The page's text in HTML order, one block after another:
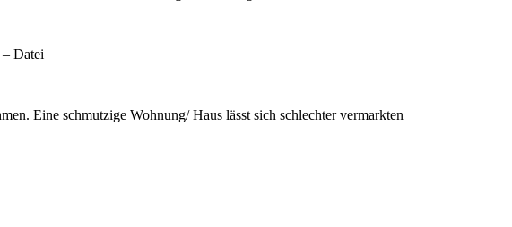
Datei
Eine schmutzige Wohnung/ Haus lässt sich schlechter vermarkten